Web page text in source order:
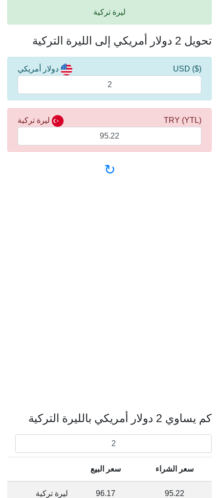
ليرة تركية
تحويل 2 دولار أمريكي إلى الليرة التركية
دولار أمريكي ($) USD
ليرة تركية (YTL) TRY
↻
كم يساوي 2 دولار أمريكي بالليرة التركية
سعر الشراء سعر البيع
95.22
96.17 ليرة تركية